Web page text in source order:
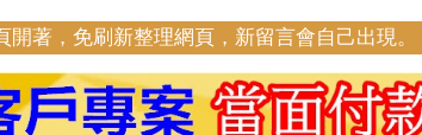
開著，免刷新整理網頁，新留言會自己出現。